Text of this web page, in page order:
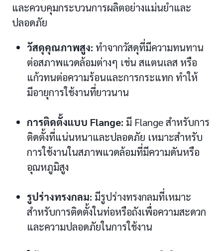
และควบคุมกระบวนการผลิตอย่างแม่นยำและ
ปลอดภัย
วัสดุคุณภาพสูง: ทำจากวัสดุที่มีความทนทาน
ต่อสภาพแวดล้อมต่างๆ เช่น สแตนเลส หรือ
แก้วทนต่อความร้อนและการกระแทก ทำให้
มีอายุการใช้งานที่ยาวนาน
การติดตั้งแบบ Flange: มี Flange สำหรับการ
ติดตั้งที่แน่นหนาและปลอดภัย เหมาะสำหรับ
การใช้งานในสภาพแวดล้อมที่มีความดันหรือ
อุณหภูมิสูง
รูปร่างทรงกลม: มีรูปร่างทรงกลมที่เหมาะ
สำหรับการติดตั้งในท่อหรือถังเพื่อความสะดวก
และความปลอดภัยในการใช้งาน